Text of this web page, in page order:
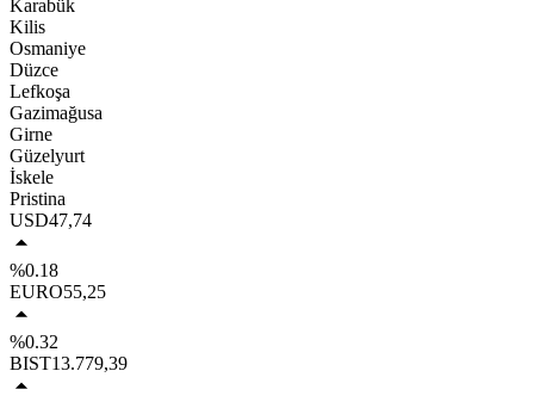
Karabük
Kilis
Osmaniye
Düzce
Lefkoşa
Gazimağusa
Girne
Güzelyurt
İskele
Pristina
USD47,74
%0.18
EURO55,25
%0.32
BIST13.779,39